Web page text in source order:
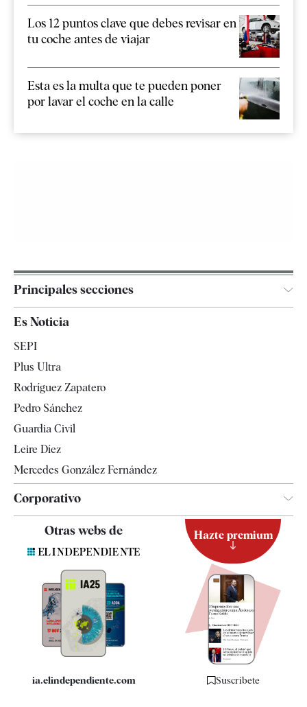
Los 12 puntos clave que debes revisar en
tu coche antes de viajar
Esta es la multa que te pueden poner
por lavar el coche en la calle
Principales secciones
España
Televisión
Es Noticia
SEPI
Plus Ultra
Rodríguez Zapatero
Pedro Sánchez
Guardia Civil
Leire Díez
Mercedes González Fernández
Corporativo
Contacto
Quiénes somos
Especificaciones
Otras webs de
ia.elindependiente.com
Hazte premium
Suscríbete